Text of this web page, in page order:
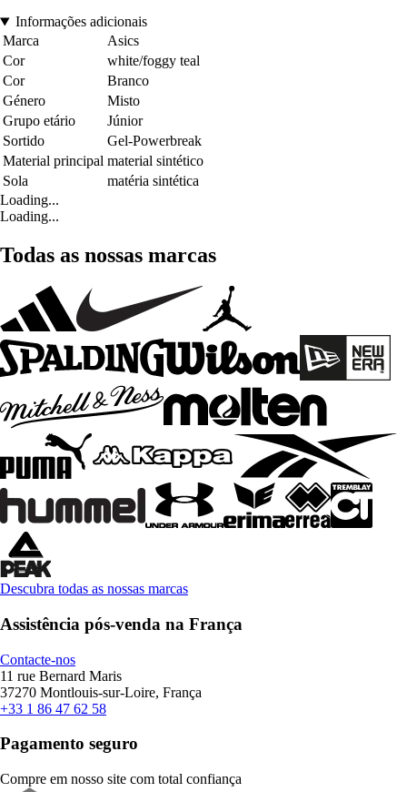
Informações adicionais
Marca
Asics
Cor
white/foggy teal
Cor
Branco
Género
Misto
Grupo etário
Júnior
Sortido
Gel-Powerbreak
Material principal material sintético
Sola
matéria sintética
Loading...
Loading...
Todas as nossas marcas
Descubra todas as nossas marcas
Assistência pós-venda na França
Contacte-nos
11 rue Bernard Maris
37270 Montlouis-sur-Loire, França
+33 1 86 47 62 58
Pagamento seguro
Compre em nosso site com total confiança